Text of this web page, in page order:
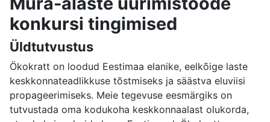
konkursi tingimised
Üldtutvustus
Ökokratt on loodud Eestimaa elanike, eelkõige laste
keskkonnateadlikkuse tõstmiseks ja säästva eluviisi
propageerimiseks. Meie tegevuse eesmärgiks on
tutvustada oma kodukoha keskkonnaalast olukorda,